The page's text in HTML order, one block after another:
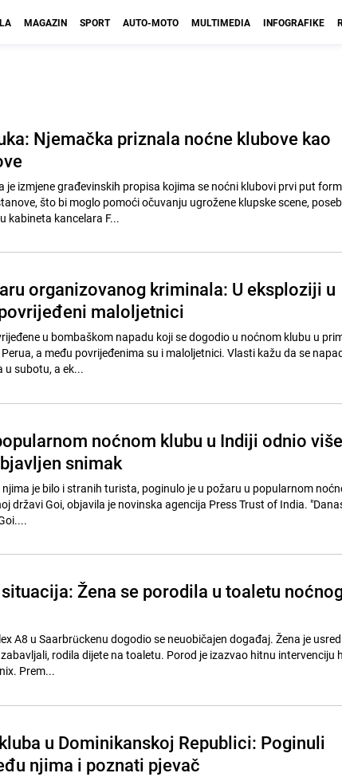
MAGAZIN SPORT AUTO-MOTO MULTIMEDIA INFOGRAFIKE
Njemačka priznala noćne klubove kao
je izmjene građevinskih propisa kojima se noćni klubovi prvi put
što bi moglo pomoći očuvanju ugrožene klupske scene,
kabineta kancelara F...
organizovanog kriminala: U eksploziji u
maloljetnici
u bombaškom napadu koji se dogodio u noćnom klubu u
a među povrijeđenima su i maloljetnici. Vlasti kažu da se
subotu, a ek...
noćnom klubu u Indiji odnio više
snimak
je bilo i stranih turista, poginulo je u požaru u popularnom
državi Goi, objavila je novinska agencija Press Trust of India.
Žena se porodila u toaletu
A8 u Saarbrückenu dogodio se neuobičajen događaj. Žena je
rodila dijete na toaletu. Porod je izazvao hitnu intervenciju
Prem...
u Dominikanskoj Republici: Poginuli
njima i poznati pjevač